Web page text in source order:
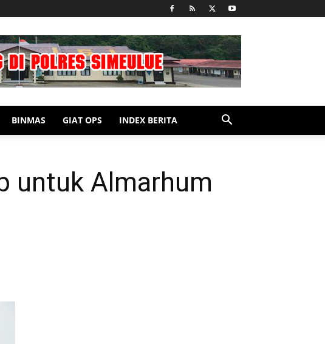
BINMAS GIAT OPS INDEX BERITA
untuk Almarhum